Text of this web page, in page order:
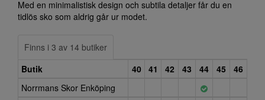
Med en minimalistisk design och subtila detaljer får du en
tidlös sko som aldrig går ur modet.
Finns i 3 av 14 butiker
Butik
40 41 42 43 44 45
46
Norrmans Skor Enköping